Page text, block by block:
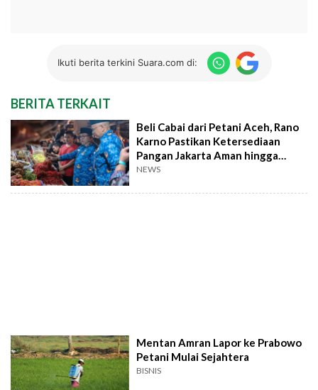
Ikuti berita terkini Suara.com di:
BERITA TERKAIT
Beli Cabai dari Petani Aceh, Rano
Karno Pastikan Ketersediaan
Pangan Jakarta Aman hingga
Januari
NEWS
Mentan Amran Lapor ke Prabowo
Petani Mulai Sejahtera
BISNIS